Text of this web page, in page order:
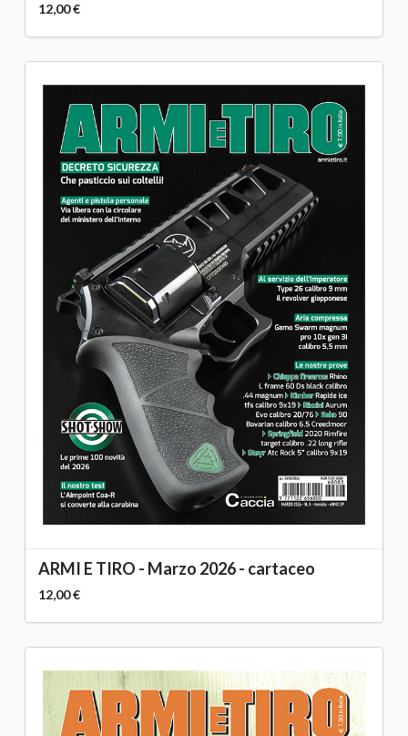
12,00 €
ARMI E TIRO - Marzo 2026 - cartaceo
12,00 €